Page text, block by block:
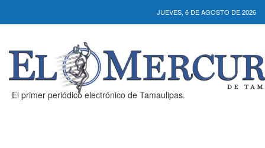
JUEVES, 6 DE AGOSTO DE 2026
El primer periódico electrónico de Tamaulipas.